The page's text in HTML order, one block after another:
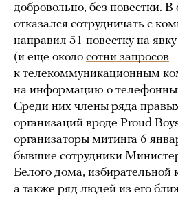
добровольно, без повестки.
отказался сотрудничать с
направил 51 повесткуна
(и еще около сотни запросов
к телекоммуникационным
на информацию о
Среди них члены ряда
организаций вроде Proud
организаторы митинга 6
бывшие сотрудники
Белого дома,
а также ряд людей из его